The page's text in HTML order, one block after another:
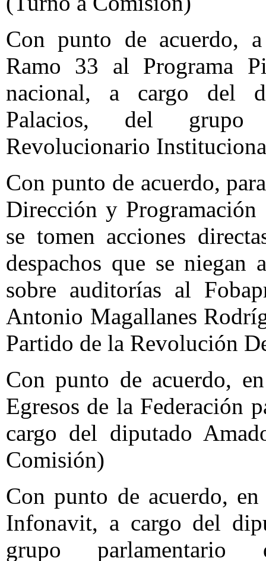
Con punto de acuerdo,
Ramo 33 al Programa
nacional, a cargo del
Palacios, del grupo
Revolucionario
Con punto de acuerdo,
Dirección y
se tomen acciones
despachos que se niegan
sobre auditorías al
Antonio Magallanes
Partido de la Revolución
Con punto de acuerdo,
Egresos de la Federación
cargo del diputado
Comisión)
Con punto de acuerdo,
Infonavit, a cargo del
grupo parlamentario